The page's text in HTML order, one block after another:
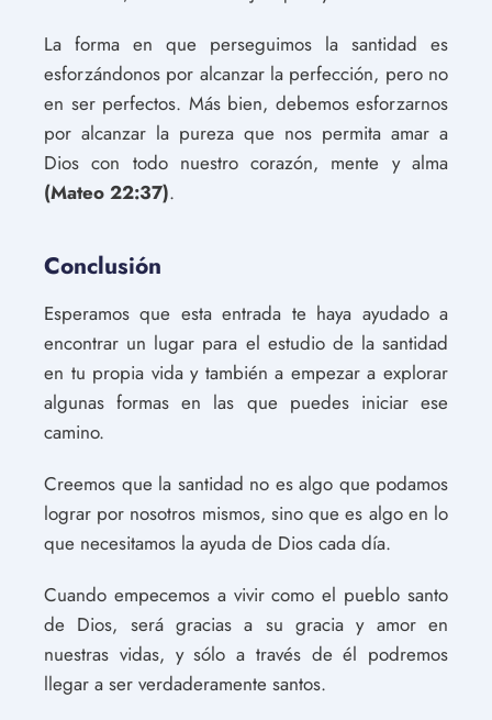
La forma en que perseguimos la santidad es
esforzándonos por alcanzar la perfección, pero no
en ser perfectos. Más bien, debemos esforzarnos
por alcanzar la pureza que nos permita amar a
Dios con todo nuestro corazón, mente y alma
(Mateo 22:37).
Conclusión
Esperamos que esta entrada te haya ayudado a
encontrar un lugar para el estudio de la santidad
en tu propia vida y también a empezar a explorar
algunas formas en las que puedes iniciar ese
camino.
Creemos que la santidad no es algo que podamos
lograr por nosotros mismos, sino que es algo en lo
que necesitamos la ayuda de Dios cada día.
Cuando empecemos a vivir como el pueblo santo
de Dios, será gracias a su gracia y amor en
nuestras vidas, y sólo a través de él podremos
llegar a ser verdaderamente santos.